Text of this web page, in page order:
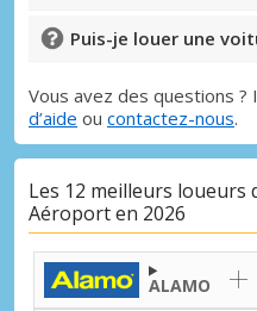
Puis-je louer une
Vous avez des questions
d’aide ou contactez-nous.
Les 12 meilleurs loueurs
Aéroport en 2026
ALAMO